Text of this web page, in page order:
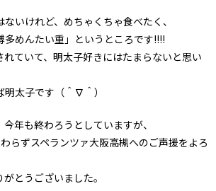
いけれど、めちゃくちゃ食べたく、
多めんたい重」というところです!!!!
れていて、明太子好きにはたまらないと思い
太子です（＾∇＾）
年も終わろうとしていますが、
らずスペランツァ大阪高槻へのご声援をよろ
とうございました。